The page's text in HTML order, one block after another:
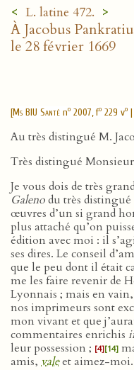
< L. latine 472. >
À Jacobus
le 28 février 1669
[Ms BIU Santé no 2007, fo 229 vo |
Au très distingué M.
Très distingué
Je vous dois de très
Galenodu très
œuvres d’un si grand
plus attaché qu’on
édition avec moi : il
ses dires. Le conseil
que le peu dont il était
me les faire revenir de
Lyonnais ; mais en
nos imprimeurs sont
mon vivant et que
commentaires enrichis
leur possession ; [4][14]
amis, valeet aimez-moi.